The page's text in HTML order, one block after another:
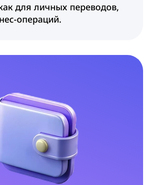
для личных переводов,
операций.